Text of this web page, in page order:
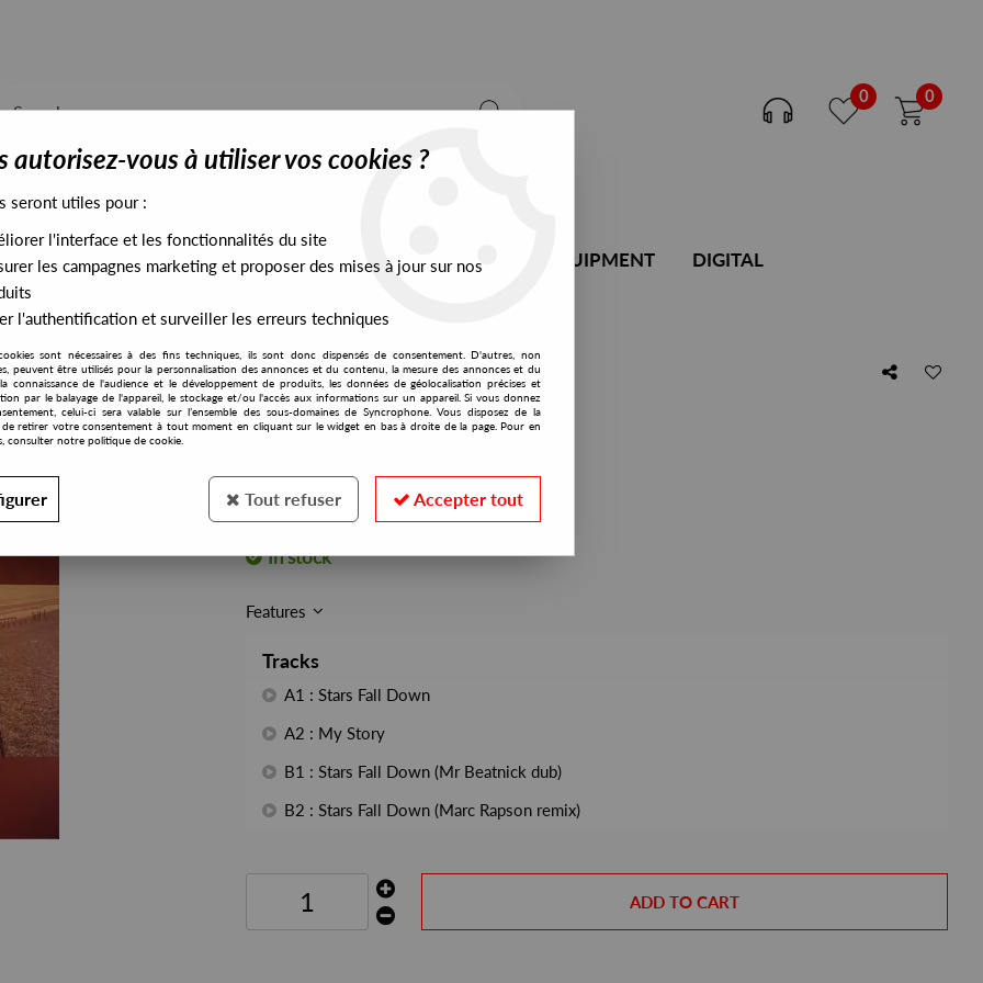
0 0
STOCK EXCLUSIVES PRESALES EXCLUSIVES DJ EQUIPMENT DIGITAL
Futuristica Music
Sun Circle
Stars Fall Down
14,00 €incl. taxes
FM018Y
In stock
Features
Tracks
A1 : Stars Fall Down
A2 : My Story
B1 : Stars Fall Down (Mr Beatnick dub)
B2 : Stars Fall Down (Marc Rapson remix)
ADD TO CART
autorisez-vous à utiliser vos cookies ?
seront utiles pour :
l'interface et les fonctionnalités du site
les campagnes marketing et proposer des mises à jour sur nos
l'authentification et surveiller les erreurs techniques
sont nécessaires à des fins techniques, ils sont donc dispensés de consentement. D'autres, non
peuvent être utilisés pour la personnalisation des annonces et du contenu, la mesure des annonces et du
connaissance de l'audience et le développement de produits, les données de géolocalisation précises et
par le balayage de l'appareil, le stockage et/ou l'accès aux informations sur un appareil. Si vous donnez
celui-ci sera valable sur l’ensemble des sous-domaines de Syncrophone. Vous disposez de la
de retirer votre consentement à tout moment en cliquant sur le widget en bas à droite de la page. Pour en
consulter notre politique de cookie.
Tout refuser Accepter tout